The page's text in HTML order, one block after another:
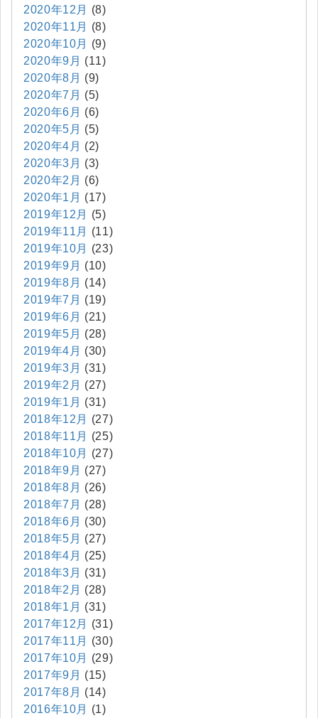
2020年12月
(8)
2020年11月
(8)
2020年10月
(9)
2020年9月 (11)
2020年8月 (9)
2020年7月 (5)
2020年6月 (6)
2020年5月 (5)
2020年4月 (2)
2020年3月 (3)
2020年2月 (6)
2020年1月 (17)
2019年12月
(5)
2019年11月
(11)
2019年10月
(23)
2019年9月 (10)
2019年8月 (14)
2019年7月 (19)
2019年6月 (21)
2019年5月 (28)
2019年4月 (30)
2019年3月 (31)
2019年2月 (27)
2019年1月 (31)
2018年12月
(27)
2018年11月
(25)
2018年10月
(27)
2018年9月 (27)
2018年8月 (26)
2018年7月 (28)
2018年6月 (30)
2018年5月 (27)
2018年4月 (25)
2018年3月 (31)
2018年2月 (28)
2018年1月 (31)
2017年12月
(31)
2017年11月
(30)
2017年10月
(29)
2017年9月 (15)
2017年8月 (14)
2016年10月
(1)